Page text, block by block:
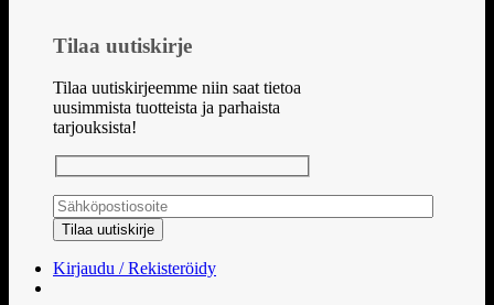
Tilaa uutiskirje
Tilaa uutiskirjeemme niin saat tietoa
uusimmista tuotteista ja parhaista
tarjouksista!
Kirjaudu / Rekisteröidy